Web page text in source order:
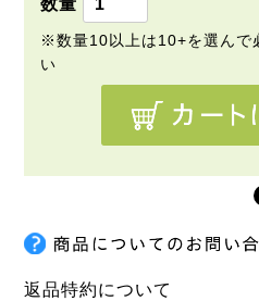
返品特約について